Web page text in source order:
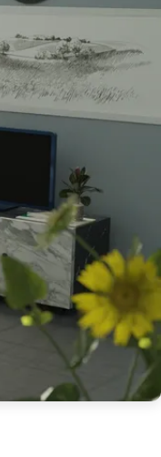
פייסבוק
אינסטגרם
יוטיוב